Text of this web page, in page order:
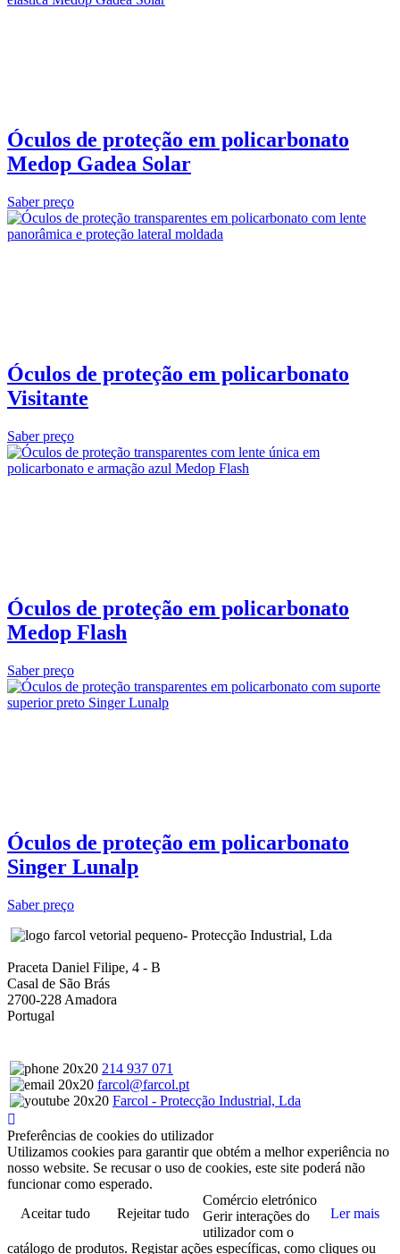
Óculos de proteção em policarbonato
Medop Gadea Solar
Saber preço
Óculos de proteção em policarbonato
Visitante
Saber preço
Óculos de proteção em policarbonato
Medop Flash
Saber preço
Óculos de proteção em policarbonato
Singer Lunalp
Saber preço
- Protecção Industrial, Lda
Praceta Daniel Filipe, 4 - B
Casal de São Brás
2700-228 Amadora
Portugal
214 937 071
farcol@farcol.pt
Farcol - Protecção Industrial, Lda
Preferências de cookies do utilizador
Utilizamos cookies para garantir que obtém a melhor experiência no
nosso website. Se recusar o uso de cookies, este site poderá não
funcionar como esperado.
Aceitar tudo
Rejeitar tudo Ler mais
Comércio eletrónico
Gerir interações do
utilizador com o
catálogo de produtos. Registar ações específicas, como cliques ou